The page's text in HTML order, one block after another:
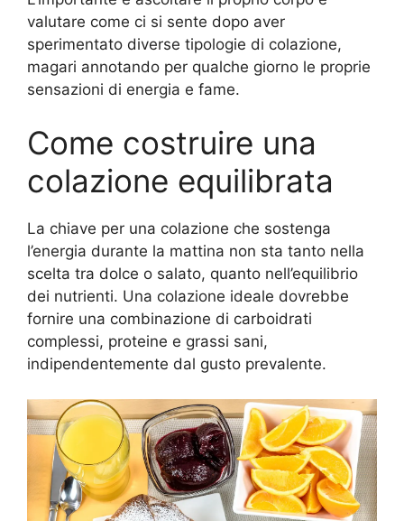
valutare come ci si sente dopo aver
sperimentato diverse tipologie di colazione,
magari annotando per qualche giorno le proprie
sensazioni di energia e fame.
Come costruire una
colazione equilibrata
La chiave per una colazione che sostenga
l’energia durante la mattina non sta tanto nella
scelta tra dolce o salato, quanto nell’equilibrio
dei nutrienti. Una colazione ideale dovrebbe
fornire una combinazione di carboidrati
complessi, proteine e grassi sani,
indipendentemente dal gusto prevalente.